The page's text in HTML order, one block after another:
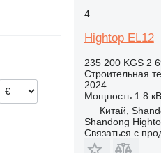
4
Hightop EL12
235 200 KGS 2
Строительная
2024
Мощность 1.8
Китай,
Shandong
Связаться с